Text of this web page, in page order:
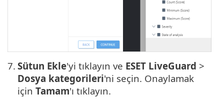
7. Sütun Ekle'yi tıklayın ve ESET LiveGuard >
Dosya kategorileri'ni seçin. Onaylamak
için Tamam'ı tıklayın.